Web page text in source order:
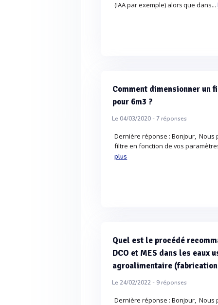
(IAA par exemple) alors que dans...
Comment dimensionner un
pour 6m3 ?
Le 04/03/2020 -7réponses
Dernière réponse : Bonjour,
filtre en fonction de vos
plus
Quel est le procédé
DCO et MES dans les
agroalimentaire
Le 24/02/2022 - 9réponses
Dernière réponse : Bonjour,